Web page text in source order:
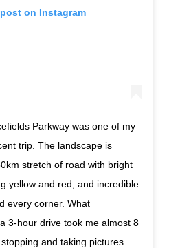
on Instagram
Parkway was one of my
trip. The landscape is
stretch of road with bright
yellow and red, and incredible
every corner. What
3-hour drive took me almost 8
and taking pictures.